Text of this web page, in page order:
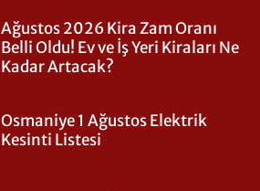
Ağustos 2026 Kira Zam Oranı
Belli Oldu! Ev ve İş Yeri Kiraları Ne
Kadar Artacak?
Osmaniye 1 Ağustos Elektrik
Kesinti Listesi